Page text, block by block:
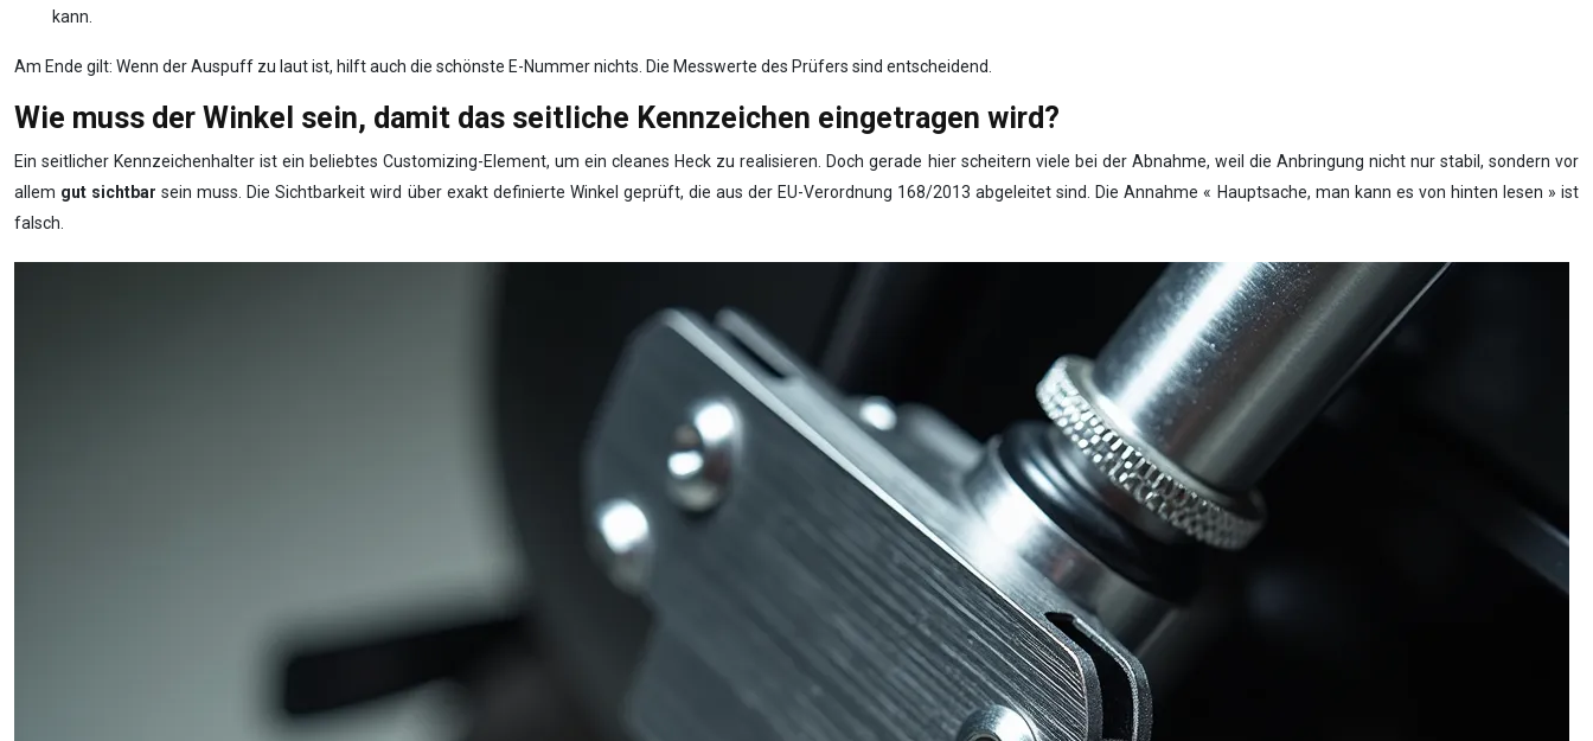
kann.
Am Ende gilt: Wenn der Auspuff zu laut ist, hilft auch die schönste E-Nummer nichts. Die Messwerte des Prüfers sind entscheidend.
Wie muss der Winkel sein, damit das seitliche Kennzeichen eingetragen wird?
Ein seitlicher Kennzeichenhalter ist ein beliebtes Customizing-Element, um ein cleanes Heck zu realisieren. Doch gerade hier scheitern viele bei der Abnahme, weil die Anbringung nicht nur stabil, sondern vor
allem gut sichtbar sein muss. Die Sichtbarkeit wird über exakt definierte Winkel geprüft, die aus der EU-Verordnung 168/2013 abgeleitet sind. Die Annahme « Hauptsache, man kann es von hinten lesen » ist
falsch.